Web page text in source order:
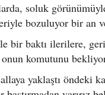
soluk
bozuluyor bir an
bir baktı ilerilere,
komutunu
yaklaştı öndeki